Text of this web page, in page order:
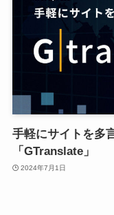
手軽にサイトを多
「GTranslate」
2024年7月1日